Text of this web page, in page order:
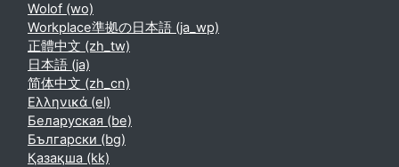
Wolof ‎(wo)‎
Workplace準拠の日本語 ‎(ja_wp)‎
正體中文 ‎(zh_tw)‎
日本語 ‎(ja)‎
简体中文 ‎(zh_cn)‎
Ελληνικά ‎(el)‎
Беларуская ‎(be)‎
Български ‎(bg)‎
Қазақша ‎(kk)‎